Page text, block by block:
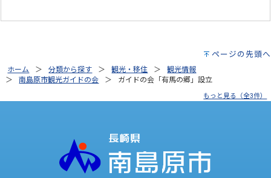
ページの先頭へ
ホーム 分類から探す 観光・移住
観光情報
南島原市観光ガイドの会
ガイドの会「有馬の郷」設立
もっと見る（全3件）